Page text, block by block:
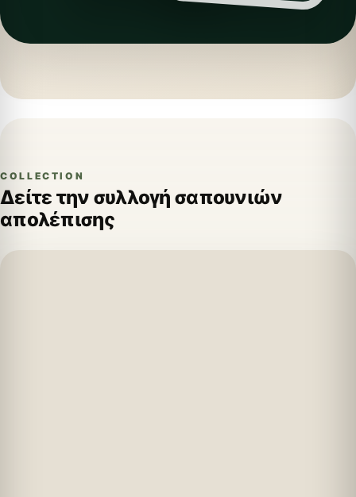
COLLECTION
Δείτε την συλλογή σαπουνιών
απολέπισης